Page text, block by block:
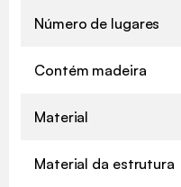
Número de lugares
Contém madeira
Material
Material da estrutura